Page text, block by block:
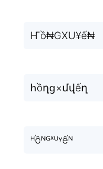
Ҥồ₦GXU¥ế₦
հồղց×մվếղ
ᴴồᴺᴳˣᵁᵞếᴺ